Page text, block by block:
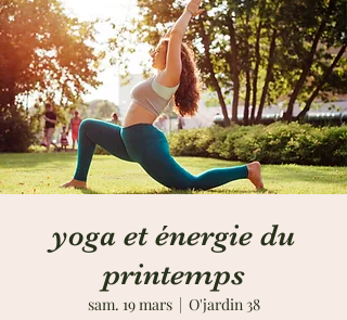
yoga et énergie du
printemps
sam. 19 mars
  |
O'jardin 38